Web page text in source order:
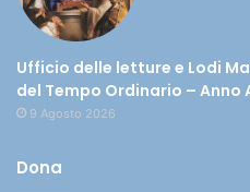
Ufficio delle letture e Lodi
del Tempo Ordinario – Anno
9 Agosto 2026
Dona